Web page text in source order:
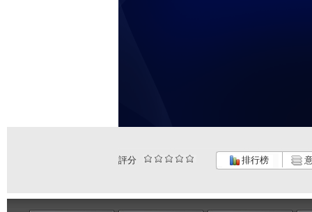
評分 排行榜